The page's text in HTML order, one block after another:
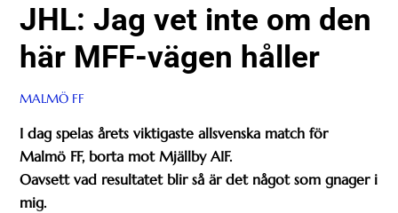
JHL: Jag vet inte om den
här MFF-vägen håller
MALMÖ FF
I dag spelas årets viktigaste allsvenska match för
Malmö FF, borta mot Mjällby AIF.
Oavsett vad resultatet blir så är det något som gnager i
mig.